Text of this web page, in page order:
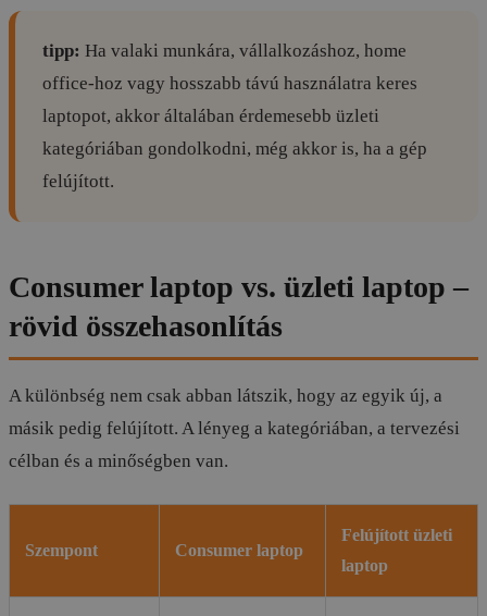
tipp: Ha valaki munkára, vállalkozáshoz, home
office-hoz vagy hosszabb távú használatra keres
laptopot, akkor általában érdemesebb üzleti
kategóriában gondolkodni, még akkor is, ha a gép
felújított.
Consumer laptop vs. üzleti laptop –
rövid összehasonlítás
A különbség nem csak abban látszik, hogy az egyik új, a
másik pedig felújított. A lényeg a kategóriában, a tervezési
célban és a minőségben van.
Szempont Consumer laptop
Felújított üzleti
laptop